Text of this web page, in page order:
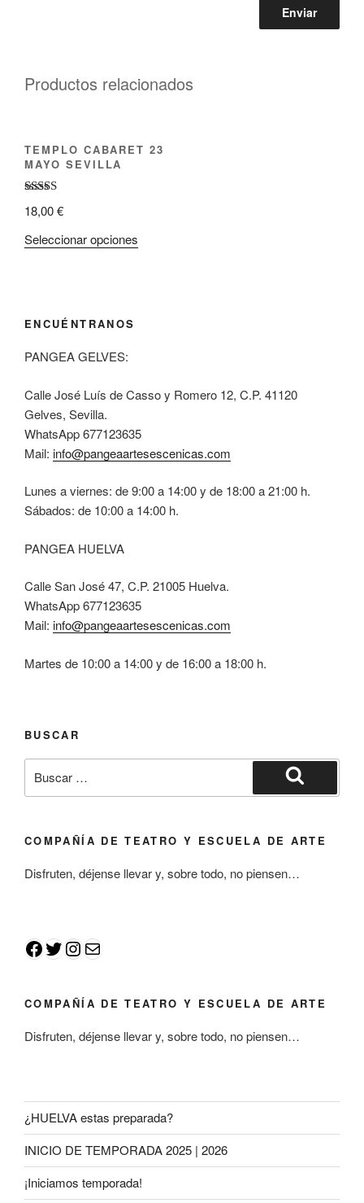
Productos relacionados
TEMPLO CABARET 23
MAYO SEVILLA
Valorado
con5.00
18,00€
Seleccionar opciones
ENCUÉNTRANOS
PANGEA GELVES:
Calle José Luís de Casso y Romero 12, C.P. 41120
Gelves, Sevilla.
WhatsApp 677123635
Mail: info@pangeaartesescenicas.com
Lunes a viernes: de 9:00 a 14:00 y de 18:00 a 21:00 h.
Sábados: de 10:00 a 14:00 h.
PANGEA HUELVA
Calle San José 47, C.P. 21005 Huelva.
WhatsApp 677123635
Mail: info@pangeaartesescenicas.com
Martes de 10:00 a 14:00 y de 16:00 a 18:00 h.
BUSCAR
COMPAÑÍA DE TEATRO Y ESCUELA DE ARTE
Disfruten, déjense llevar y, sobre todo, no piensen…
COMPAÑÍA DE TEATRO Y ESCUELA DE ARTE
Disfruten, déjense llevar y, sobre todo, no piensen…
¿HUELVA estas preparada?
INICIO DE TEMPORADA 2025 | 2026
¡Iniciamos temporada!